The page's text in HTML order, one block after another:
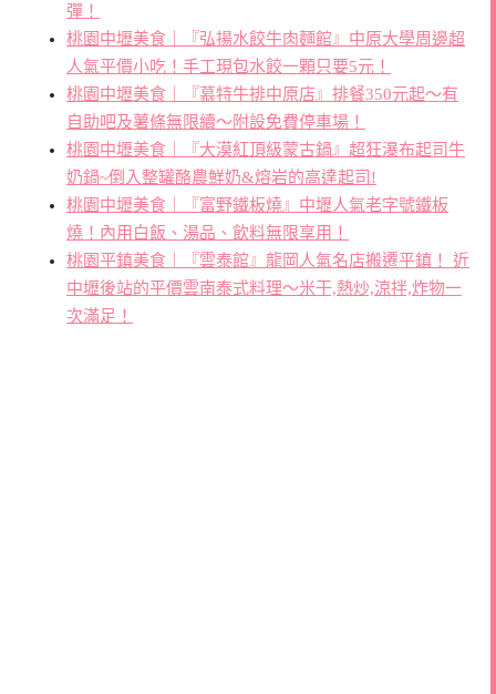
彈！
桃園中壢美食｜『弘揚水餃牛肉麵館』中原大學周邊超
人氣平價小吃！手工現包水餃一顆只要5元！
桃園中壢美食｜『慕特牛排中原店』排餐350元起～有
自助吧及薯條無限續～附設免費停車場！
桃園中壢美食｜『大漠紅頂級蒙古鍋』超狂瀑布起司牛
奶鍋~倒入整罐酪農鮮奶&熔岩的高達起司!
桃園中壢美食｜『富野鐵板燒』中壢人氣老字號鐵板
燒！內用白飯、湯品、飲料無限享用！
桃園平鎮美食｜『雲泰館』龍岡人氣名店搬遷平鎮！ 近
中壢後站的平價雲南泰式料理～米干,熱炒,涼拌,炸物一
次滿足！